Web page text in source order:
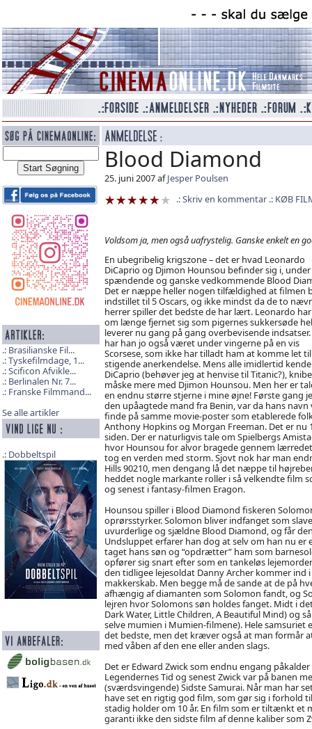
Brasilianske Fil...
Tyskefilmdage, 1...
Scificon Afvikle...
Berlinalen Nr. 7...
Franske Filmmand...
Se alle artikler
Dobbeltspil
Blood Diamond
25. juni 2007 afJesper Poulsen
Skriv en kommentar
KØB
Voldsom ja, men også uafrystelig. Ganske enkelt en
En ubegribelig krigszone – det er hvad Leonardo
DiCaprio og Djimon Hounsou befinder sig i,
spændende og ganske vedkommende Blood
Det er næppe heller nogen tilfældighed at filmen
indstillet til 5 Oscars, og ikke mindst da de to
herrer spiller det bedste de har lært. Leonardo
om længe fjernet sig som pigernes sukkersøde
leverer nu gang på gang overbevisende
har han jo også været under vingerne på en vis
Scorsese, som ikke har tilladt ham at komme let
stigende anerkendelse. Mens alle imidlertid
DiCaprio (behøver jeg at henvise til Titanic?),
måske mere med Djimon Hounsou. Men her er
en endnu større stjerne i mine øjne! Første gang
den upåagtede mand fra Benin, var da hans navn
finde på samme movie-poster som etablerede
Anthony Hopkins og Morgan Freeman. Det er nu
siden. Der er naturligvis tale om Spielbergs
hvor Hounsou for alvor bragede gennem
tog en verden med storm. Sjovt nok har man
Hills 90210, men dengang lå det næppe til
heddet nogle markante roller i så velkendte film
og senest i fantasy-filmen Eragon.
Hounsou spiller i Blood Diamond fiskeren
oprørsstyrker. Solomon bliver indfanget som
uvurderlige og sjældne Blood Diamond, og får
Undsluppet erfarer han dog at selv om han nu
taget hans søn og “opdrætter” ham som
opfører sig snart efter som en tankeløs
den tidligee lejesoldat Danny Archer kommer ind
makkerskab. Men begge må de sande at de på
afhængig af diamanten som Solomon fandt, og
lejren hvor Solomons søn holdes fanget. Midt i
Dark Water, Little Children, A Beautiful Mind) og
selve mumien i Mumien-filmene). Hele
det bedste, men det kræver også at man formår
med våben af den ene eller anden slags.
Det er Edward Zwick som endnu engang
Legendernes Tid og senest Zwick var på banen
(sværdsvingende) Sidste Samurai. Når man har
have set en rigtig god film, som gør sig i forhold
stadig holder om 10 år. En film som er tiltænkt et
garanti ikke den sidste film af denne kaliber som